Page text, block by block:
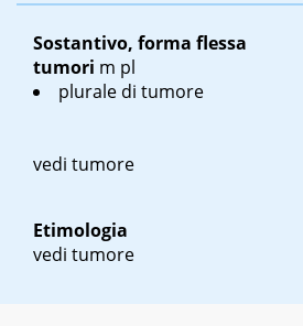
Sostantivo, forma flessa
tumori m pl
plurale di tumore
vedi tumore
Etimologia
vedi tumore